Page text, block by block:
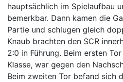
hauptsächlich im Spielaufbau
bemerkbar. Dann kamen die
Partie und schlugen gleich
Knaub brachten den SCR
2:0 in Führung. Beim ersten
Klasse, war gegen den
Beim zweiten Tor befand sich